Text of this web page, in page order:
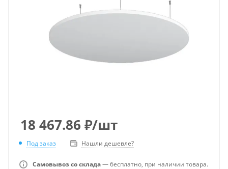
18 467.86 ₽/шт
Под заказ Нашли дешевле?
Самовывоз со склада— бесплатно, при наличии товара.